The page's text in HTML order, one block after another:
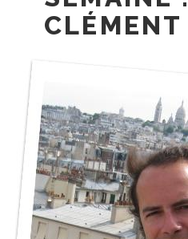
CLÉMENT